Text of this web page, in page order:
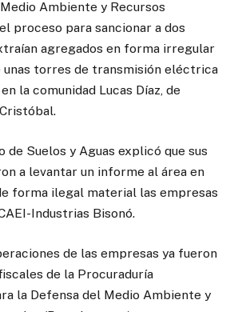
Ambiente y Recursos
proceso para sancionar a dos
agregados en forma irregular
unas torres de transmisión eléctrica
la comunidad Lucas Díaz, de
de Suelos y Aguas explicó que sus
a levantar un informe al área en
forma ilegal material las empresas
Industrias Bisonó.
de las empresas ya fueron
de la Procuraduría
la Defensa del Medio Ambiente y